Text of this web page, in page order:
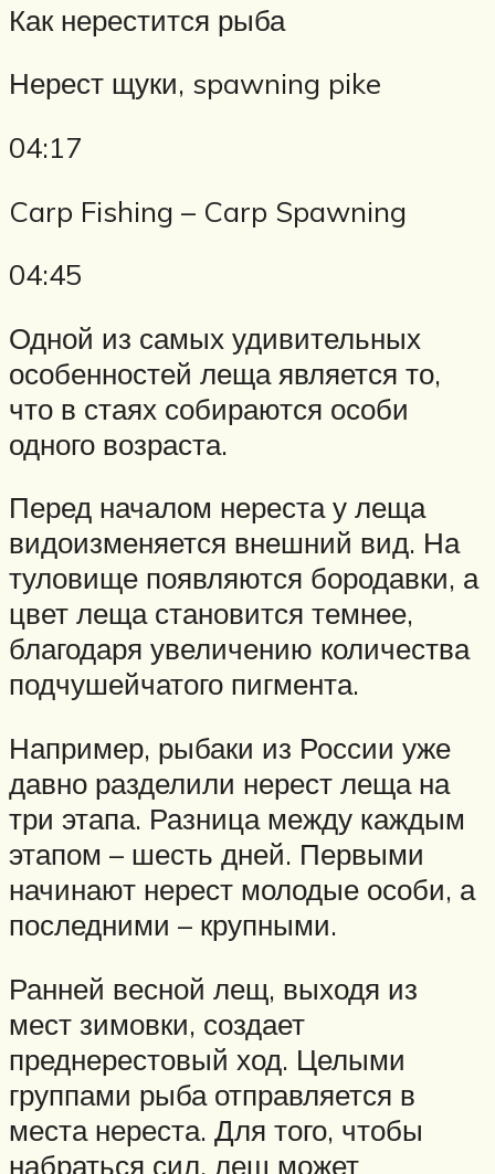
Как нерестится рыба
Нерест щуки, spawning pike
04:17
Carp Fishing – Carp Spawning
04:45
Одной из самых удивительных
особенностей леща является то,
что в стаях собираются особи
одного возраста.
Перед началом нереста у леща
видоизменяется внешний вид. На
туловище появляются бородавки, а
цвет леща становится темнее,
благодаря увеличению количества
подчушейчатого пигмента.
Например, рыбаки из России уже
давно разделили нерест леща на
три этапа. Разница между каждым
этапом – шесть дней. Первыми
начинают нерест молодые особи, а
последними – крупными.
Ранней весной лещ, выходя из
мест зимовки, создает
преднерестовый ход. Целыми
группами рыба отправляется в
места нереста. Для того, чтобы
набраться сил, лещ может